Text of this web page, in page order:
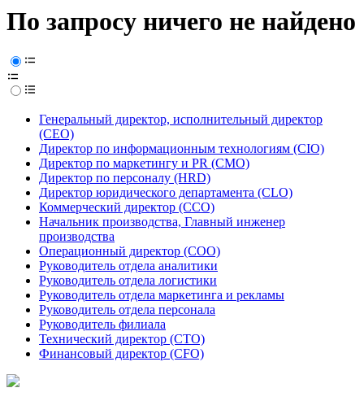
По запросу ничего не найдено
Генеральный директор, исполнительный директор
(CEO)
Директор по информационным технологиям (CIO)
Директор по маркетингу и PR (CMO)
Директор по персоналу (HRD)
Директор юридического департамента (CLO)
Коммерческий директор (CCO)
Начальник производства, Главный инженер
производства
Операционный директор (COO)
Руководитель отдела аналитики
Руководитель отдела логистики
Руководитель отдела маркетинга и рекламы
Руководитель отдела персонала
Руководитель филиала
Технический директор (CTO)
Финансовый директор (CFO)